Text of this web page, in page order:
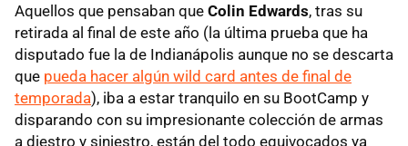
Aquellos que pensaban que Colin Edwards, tras su
retirada al final de este año (la última prueba que ha
disputado fue la de Indianápolis aunque no se descarta
que pueda hacer algún wild card antes de final de
temporada), iba a estar tranquilo en su BootCamp y
disparando con su impresionante colección de armas
a diestro y siniestro, están del todo equivocados ya